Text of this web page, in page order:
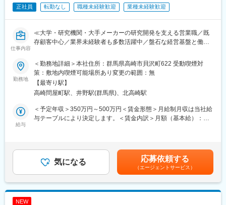
15時間程度）
・有給を非常に取りやすい雰囲気で、仕事とプライベートの両立
■社風
です◎
■応募者にメッセージ
「あれ○○さん。お薬の量減りましたね！」
「良かったですね、あともう少し頑張りましょう！」
「でも、あなたに会えなくなるのは寂しいわ～」
当社が運営するのは、地域密着型の薬局として支持を集める『な
の花薬局』。
地域の人々と関わりながら健康を支えることを第一に考え、
多くの方から必要とされながらやりがいを持って一緒に働きませ
正社員 転勤なし 職種未経験歓迎 業種未経験歓迎
仕事内容
≪大学・研究機関・大手メーカーの研究開発を支える営業職／既
存顧客中心／業界未経験者も多数活躍中／盤石な経営基盤と働き
★本求人のポイント★
◎創業70年以上・大手企業との取引多数！安定した経営基盤！
◎営業職の離職者20年以上ゼロ｜定着率抜群の職場環境
◎メリハリをつけて働ける環境！年間休日126日／完全週休2日制
（土日祝）／福利厚生充実／直行直帰可！
◎ノルマなし！顧客との関係構築・課題解決を重視した営業スタ
民間企業や大学、官公庁等の研究・開発部門、品質管理部門に対
し、分析機器・理化学機器・試験計測機器および関連消耗品の提
勤務地
＜勤務地詳細＞本社住所：群馬県高崎市貝沢町622 受動喫煙対
策：敷地内喫煙可能場所あり変更の範囲：無
【最寄り駅】
高崎問屋町駅、井野駅(群馬県)、北高崎駅
給与
＜予定年収＞350万円～500万円＜賃金形態＞月給制月収は当社給
与テーブルにより決定します。＜賃金内訳＞月額（基本給）：
気になる 応募依頼する
（エージェントサービス）
NEW